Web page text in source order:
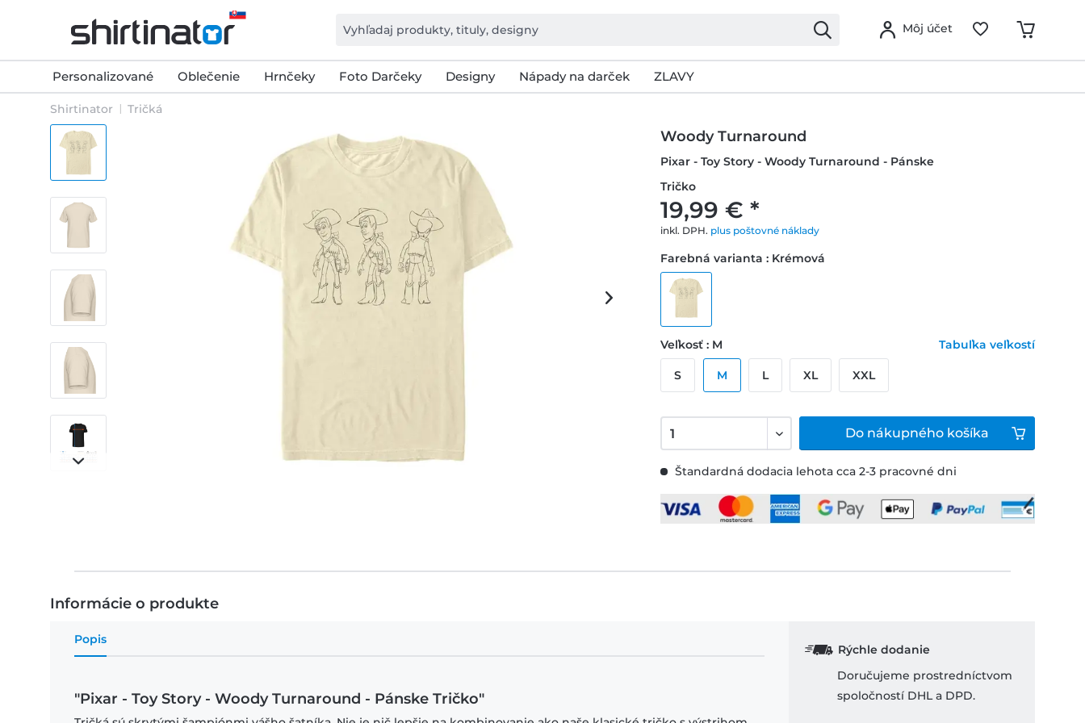
Môj účet
Personalizované Oblečenie Hrnčeky Foto Darčeky Designy Nápady na darček ZLAVY
Shirtinator Tričká
Woody Turnaround
Pixar - Toy Story - Woody Turnaround - Pánske
Tričko
19,99 € *
inkl. DPH. plus poštovné náklady
Štandardná dodacia lehota cca 2-3 pracovné dni
Farebná varianta : Krémová
Veľkosť : M Tabuľka veľkostí
S M L XL XXL
Do nákupného košíka
Informácie o produkte
Popis
"Pixar - Toy Story - Woody Turnaround - Pánske Tričko"
Rýchle dodanie
Doručujeme prostredníctvom
spoločností DHL a DPD.